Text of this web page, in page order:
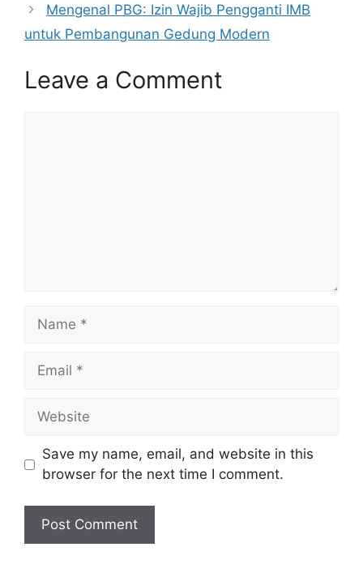
Mengenal PBG: Izin Wajib Pengganti IMB
untuk Pembangunan Gedung Modern
Leave a Comment
Save my name, email, and website in this
browser for the next time I comment.